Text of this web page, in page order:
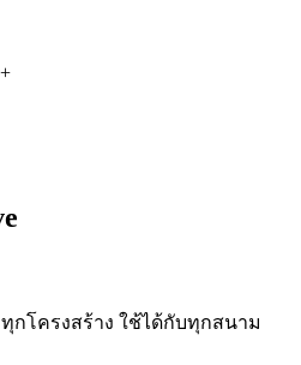
ทุกโครงสร้าง ใช้ได้กับทุกสนาม